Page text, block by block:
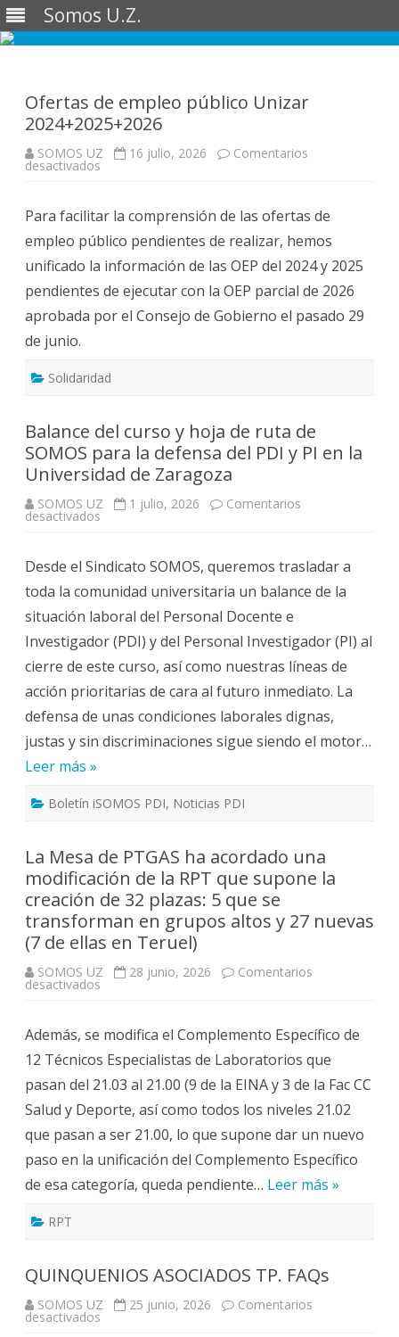
Somos U.Z.
Ofertas de empleo público Unizar
2024+2025+2026
SOMOS UZ 16 julio, 2026 Comentarios
desactivados
público
Unizar
2024+2025+2026
Para facilitar la comprensión de las ofertas de
empleo público pendientes de realizar, hemos
unificado la información de las OEP del 2024 y 2025
pendientes de ejecutar con la OEP parcial de 2026
aprobada por el Consejo de Gobierno el pasado 29
de junio.
Solidaridad
Balance del curso y hoja de ruta de
SOMOS para la defensa del PDI y PI en la
Universidad de Zaragoza
SOMOS UZ 1 julio, 2026 Comentarios
desactivados
y
hoja
de
ruta
de
SOMOS
para
la
defensa
del
PDI
y
PI
en
la
Universidad
Desde el Sindicato SOMOS, queremos trasladar a
toda la comunidad universitaria un balance de la
situación laboral del Personal Docente e
Investigador (PDI) y del Personal Investigador (PI) al
cierre de este curso, así como nuestras líneas de
acción prioritarias de cara al futuro inmediato. La
defensa de unas condiciones laborales dignas,
justas y sin discriminaciones sigue siendo el motor…
Leer más »
Boletín iSOMOS PDI, Noticias PDI
La Mesa de PTGAS ha acordado una
modificación de la RPT que supone la
creación de 32 plazas: 5 que se
transforman en grupos altos y 27 nuevas
(7 de ellas en Teruel)
SOMOS UZ 28 junio, 2026 Comentarios
desactivados
PTGAS
ha
acordado
una
modificación
de
la
RPT
que
supone
la
creación
de
32
en
grupos
altos
y
Además, se modifica el Complemento Específico de
12 Técnicos Especialistas de Laboratorios que
pasan del 21.03 al 21.00 (9 de la EINA y 3 de la Fac CC
Salud y Deporte, así como todos los niveles 21.02
que pasan a ser 21.00, lo que supone dar un nuevo
paso en la unificación del Complemento Específico
de esa categoría, queda pendiente… Leer más »
RPT
QUINQUENIOS ASOCIADOS TP. FAQs
SOMOS UZ 25 junio, 2026 Comentarios
desactivados